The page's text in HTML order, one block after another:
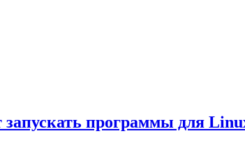
программы для